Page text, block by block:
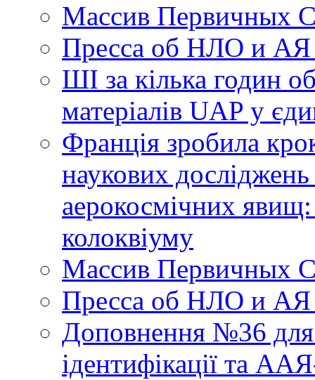
Массив Первичных
Пресса об НЛО и
ШІ за кілька годин
матеріалів UAP у
Франція зробила
наукових
аерокосмічних
колоквіуму
Массив Первичных
Пресса об НЛО и
Доповнення №36
ідентифікації та